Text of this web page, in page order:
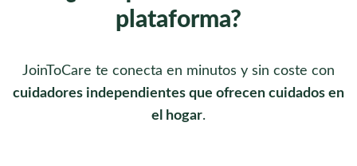
plataforma?
JoinToCare te conecta en minutos y sin coste con
cuidadores independientes que ofrecen cuidados en
el hogar.